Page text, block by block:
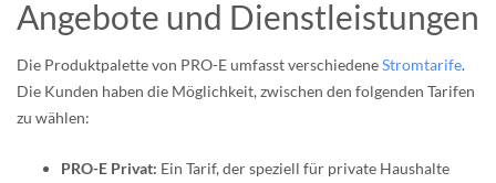
Angebote und Dienstleistungen
Die Produktpalette von PRO-E umfasst verschiedeneStromtarife.
Die Kunden haben die Möglichkeit, zwischen den folgenden Tarifen
zu wählen:
PRO-E Privat: Ein Tarif, der speziell für private Haushalte